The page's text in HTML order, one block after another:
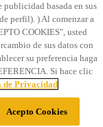
basada en sus
perfil). ) Al comenzar a
COOKIES", usted
de sus datos con
su preferencia haga
Si hace clic
de Privacidad
Acepto Cookies